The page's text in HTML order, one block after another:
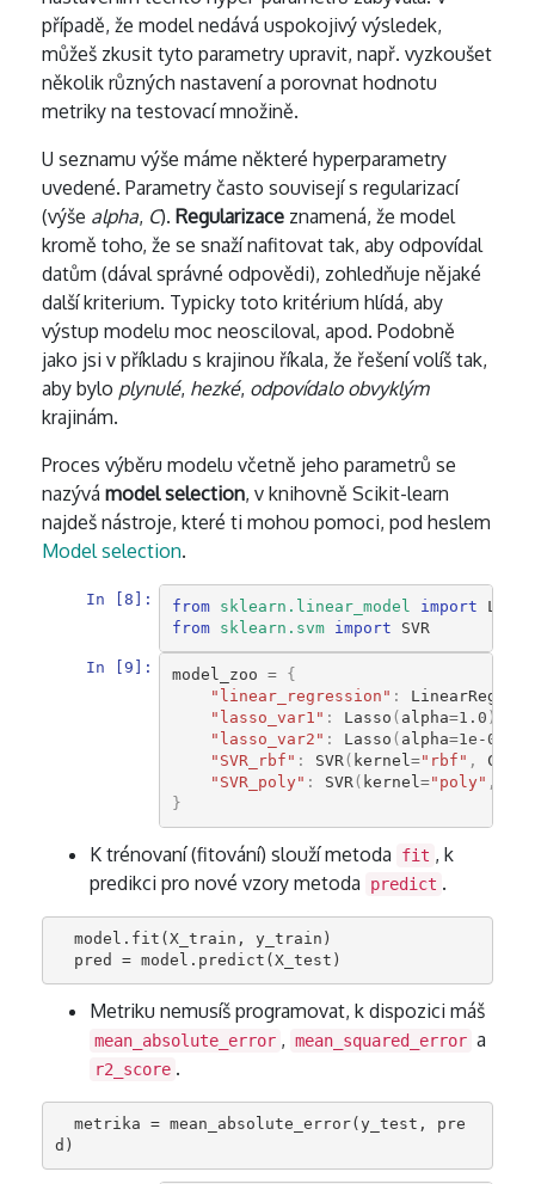
případě, že model nedává uspokojivý výsledek,
můžeš zkusit tyto parametry upravit, např. vyzkoušet
několik různých nastavení a porovnat hodnotu
metriky na testovací množině.
U seznamu výše máme některé hyperparametry
uvedené. Parametry často souvisejí s regularizací
(výše alpha, C). Regularizace znamená, že model
kromě toho, že se snaží nafitovat tak, aby odpovídal
datům (dával správné odpovědi), zohledňuje nějaké
další kriterium. Typicky toto kritérium hlídá, aby
výstup modelu moc neosciloval, apod. Podobně
jako jsi v příkladu s krajinou říkala, že řešení volíš tak,
aby bylo plynulé, hezké, odpovídalo obvyklým
krajinám.
Proces výběru modelu včetně jeho parametrů se
nazývá model selection, v knihovně Scikit-learn
najdeš nástroje, které ti mohou pomoci, pod heslem
Model selection.
In [8]: from sklearn.linear_model import
from
sklearn.svm import SVR
In [9]: model_zoo =
{
"linear_regression" :
"lasso_var1" : Lasso ( alpha=1.0 ),
"lasso_var2" : Lasso ( alpha=1e-03
"SVR_rbf" : SVR( kernel="rbf" , C
"SVR_poly" : SVR( kernel="poly" ,
}
K trénovaní (fitování) slouží metoda fit , k
predikci pro nové vzory metoda
predict .
Metriku nemusíš programovat, k dispozici máš
mean_absolute_error , mean_squared_error a
r2_score .